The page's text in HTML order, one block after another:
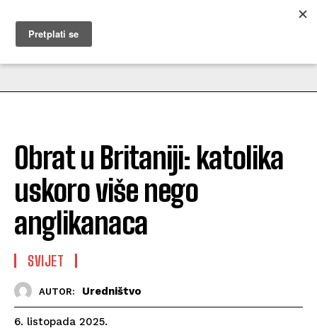
MUŽEVNI BUDITE
Obrat u Britaniji: katolika
uskoro više nego
anglikanaca
SVIJET
AUTOR: Uredništvo
6. listopada 2025.